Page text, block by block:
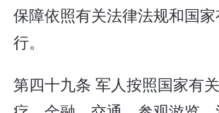
保障依照有关法律法规和国
行。
第四十九条 军人按照国家有